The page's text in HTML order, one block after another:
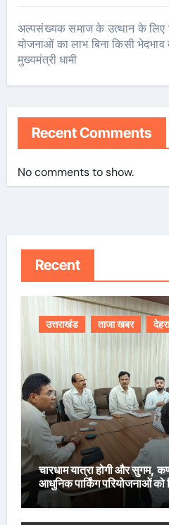
अल्पसंख्यक समाज के उत्थान के लिए
योजनाओं का लाभ बिना किसी
मुख्यमंत्री धामी
Recent Comments
No comments to show.
Recent
उत्तराखंड ताजा खबर
चारधाम यात्रा होगी और सुगम,
आधुनिक पार्किंग परियोजनाओं को